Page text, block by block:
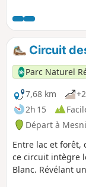
Rive et Ricey
appellations et
champagne.
Circuit
Parc Naturel
7,68 km
2h 15
Départ à
Entre lac et forêt,
ce circuit intègre
Blanc. Révélant